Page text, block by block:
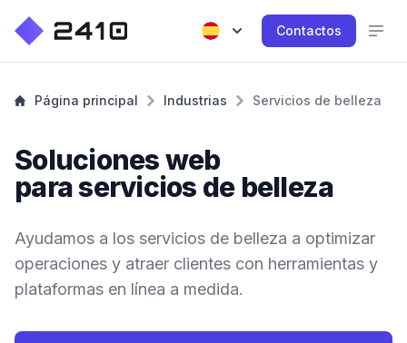
Contactos
Página principal Industrias Servicios de belleza
Soluciones web
para servicios de belleza
Ayudamos a los servicios de belleza a optimizar
operaciones y atraer clientes con herramientas y
plataformas en línea a medida.